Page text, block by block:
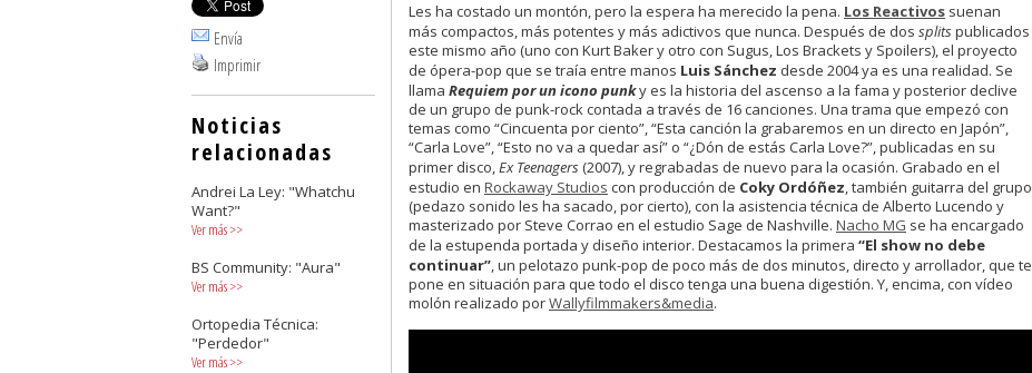
Envía
Imprimir
Noticias
relacionadas
Andrei La Ley: "Whatchu
Want?"
Ver más>>
BS Community: "Aura"
Ver más>>
Ortopedia Técnica:
"Perdedor"
Ver más>>
Les ha costado un montón, pero la espera ha merecido la pena. Los Reactivos suenan
más compactos, más potentes y más adictivos que nunca. Después de dos splitspublicados
este mismo año (uno con Kurt Baker y otro con Sugus, Los Brackets y Spoilers), el proyecto
de ópera-pop que se traía entre manos Luis Sánchez desde 2004 ya es una realidad. Se
llama Requiem por un icono punky es la historia del ascenso a la fama y posterior declive
de un grupo de punk-rock contada a través de 16 canciones. Una trama que empezó con
temas como “Cincuenta por ciento”, “Esta canción la grabaremos en un directo en Japón”,
“Carla Love”, “Esto no va a quedar así” o “¿Dón de estás Carla Love?”, publicadas en su
primer disco,Ex Teenagers (2007), y regrabadas de nuevo para la ocasión. Grabado en el
estudio en Rockaway Studios con producción de Coky Ordóñez, también guitarra del grupo
(pedazo sonido les ha sacado, por cierto), con la asistencia técnica de Alberto Lucendo y
masterizado por Steve Corrao en el estudio Sage de Nashville. Nacho MG se ha encargado
de la estupenda portada y diseño interior. Destacamos la primera “El show no debe
continuar”, un pelotazo punk-pop de poco más de dos minutos, directo y arrollador, que te
pone en situación para que todo el disco tenga una buena digestión. Y, encima, con vídeo
molón realizado porWallyfilmmakers&media.